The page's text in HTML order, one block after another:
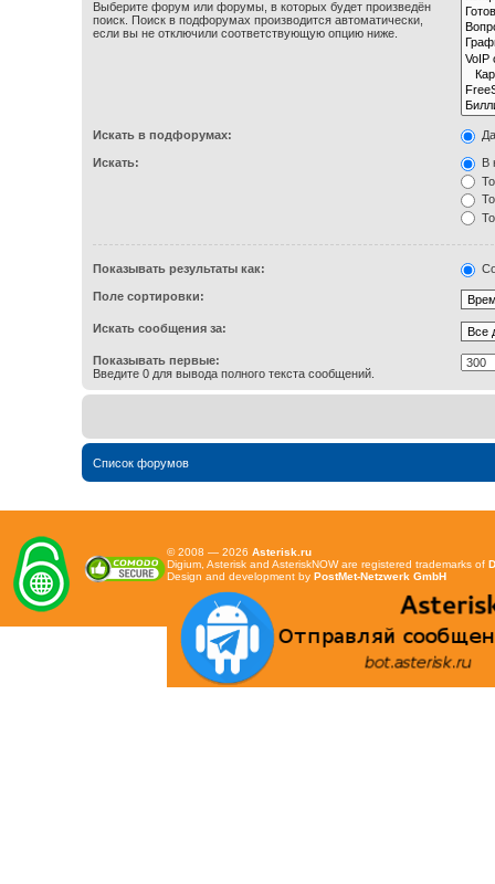
Выберите форум или форумы, в которых будет произведён
поиск. Поиск в подфорумах производится автоматически,
если вы не отключили соответствующую опцию ниже.
Искать в подфорумах: Да
Искать:
В
Показывать результаты как:
Поле сортировки:
Искать сообщения за:
Показывать первые:
Введите 0 для вывода полного текста сообщений.
Список форумов
© 2008 — 2026 Asterisk.ru
Digium, Asterisk and AsteriskNOW are registered trademarks of
Design and development by PostMet-Netzwerk GmbH